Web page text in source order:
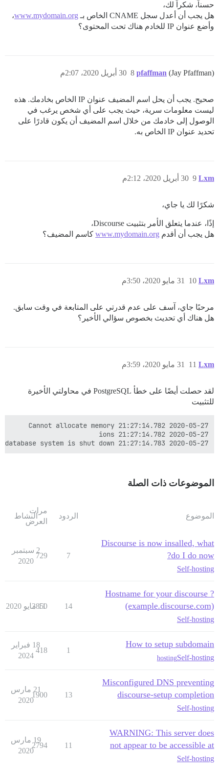
حسناً، شكراً لك،
هل يجب أن أعدل سجل CNAME الخاص بـ
www.mydomain.org،
وأضع عنوان IP للخادم هناك تحت المحتوى؟
pfaffman (Jay Pfaffman) 30 أبريل 2020، 2:07م 8
صحيح. يجب أن يحل اسم المضيف عنوان IP الخاص بخادمك. هذه
ليست معلومات سرية، حيث يجب على أي شخص يرغب في
الوصول إلى خادمك من خلال اسم المضيف أن يكون قادرًا على
تحديد عنوان IP الخاص به.
Lxm 30 أبريل 2020، 2:12م 9
شكرًا لك يا جاي،
إذًا، عندما يتعلق الأمر بتثبيت Discourse،
هل يجب أن أقدم www.mydomain.org كاسم المضيف؟
Lxm 31 مايو 2020، 3:50م 10
مرحبًا جاي، آسف على عدم قدرتي على المتابعة في وقت سابق.
هل هناك أي تحديث بخصوص سؤالي الأخير؟
Lxm 31 مايو 2020، 3:59م 11
لقد حصلت أيضًا على خطأ PostgreSQL في محاولتي الأخيرة
للتثبيت
2020-05-27 21:27:14.783 UTC [64] LOG:  database system is shut down
الموضوعات ذات الصلة
الموضوع الردود
مرات
العرض
النشاط
Discourse is now insalled, what
do I do now?
Self-hosting
7
729
2 سبتمبر
2020
Hostname for your discourse ?
(example.discourse.com)
Self-hosting
14
3850
11 مايو 2020
How to setup subdomain
Self-hosting
hosting
1
418
18 فبراير
2024
Misconfigured DNS preventing
discourse-setup completion
Self-hosting
13
1900
21 مارس
2020
WARNING: This server does
not appear to be accessible at
Self-hosting
11
2794
19 مارس
2020